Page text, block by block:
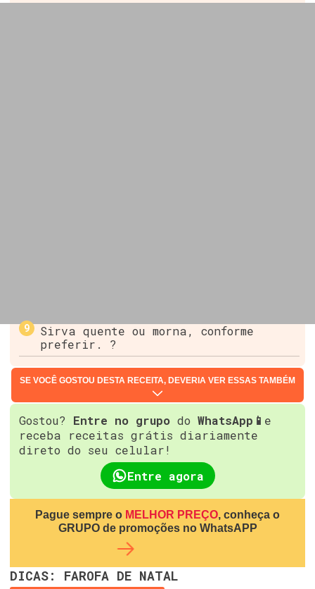
Sirva quente ou morna, conforme
preferir. ?
SE VOCÊ GOSTOU DESTA RECEITA, DEVERIA VER ESSAS TAMBÉM
Gostou? Entre no grupo do WhatsApp📱 e
receba receitas grátis diariamente
direto do seu celular!
Entre agora
Pague sempre o MELHOR PREÇO, conheça o
GRUPO de promoções no WhatsAPP
DICAS: FAROFA DE NATAL